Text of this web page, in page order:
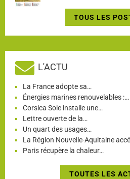
TOUS LES
L'ACTU
La France adopte sa…
Énergies marines renouvelables :…
Corsica Sole installe une…
Lettre ouverte de la…
Un quart des usages…
La Région Nouvelle-Aquitaine
Paris récupère la chaleur…
TOUTES LES